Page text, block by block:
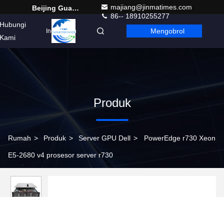
Beijing Guangtian Runze Technology Co., Ltd.
majiang@jinmatimes.com
86-- 18910255277
Hubungi
Kami
Indonesian Mengobrol
Produk
Rumah > Produk > Server GPU Dell > PowerEdge r730 Xeon
E5-2680 v4 prosesor server r730